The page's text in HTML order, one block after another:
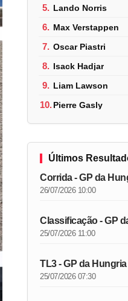
5. Lando Norris
6. Max Verstappen
7. Oscar Piastri
8. Isack Hadjar
9. Liam Lawson
10.Pierre Gasly
Últimos
Corrida - GP da
26/07/2026 10:00
Classificação - GP
25/07/2026 11:00
TL3 - GP da
25/07/2026 07:30